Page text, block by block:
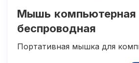
Мышь компьютерная
беспроводная
Портативная мышка для